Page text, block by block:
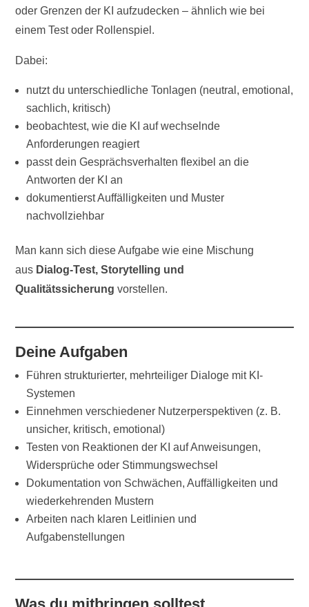
oder Grenzen der KI aufzudecken – ähnlich wie bei
einem Test oder Rollenspiel.
Dabei:
nutzt du unterschiedliche Tonlagen (neutral, emotional,
sachlich, kritisch)
beobachtest, wie die KI auf wechselnde
Anforderungen reagiert
passt dein Gesprächsverhalten flexibel an die
Antworten der KI an
dokumentierst Auffälligkeiten und Muster
nachvollziehbar
Man kann sich diese Aufgabe wie eine Mischung
aus Dialog-Test, Storytelling und
Qualitätssicherung vorstellen.
Deine Aufgaben
Führen strukturierter, mehrteiliger Dialoge mit KI-
Systemen
Einnehmen verschiedener Nutzerperspektiven (z. B.
unsicher, kritisch, emotional)
Testen von Reaktionen der KI auf Anweisungen,
Widersprüche oder Stimmungswechsel
Dokumentation von Schwächen, Auffälligkeiten und
wiederkehrenden Mustern
Arbeiten nach klaren Leitlinien und
Aufgabenstellungen